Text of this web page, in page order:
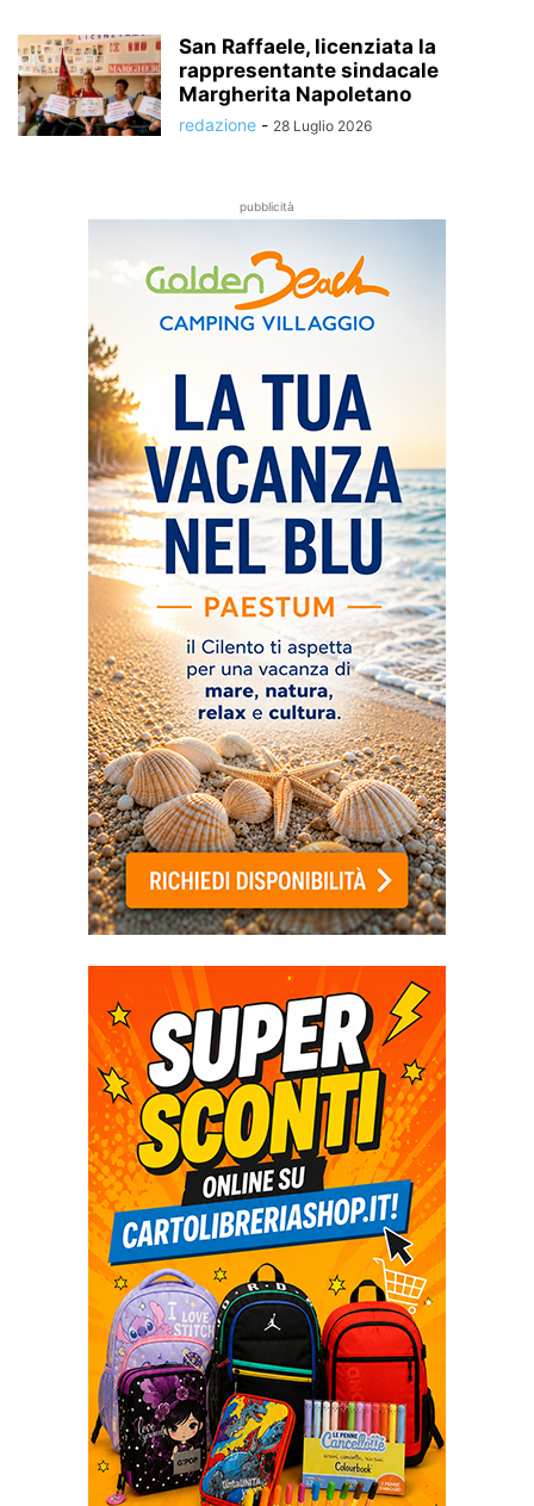
San Raffaele, licenziata la
rappresentante sindacale
Margherita Napoletano
redazione - 28 Luglio 2026
pubblicità